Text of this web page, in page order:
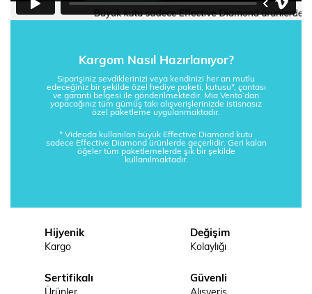
Kargom Nasıl Hazırlanıyor?
Siparişiniz sevdiklerinizi veya kendinizi her an mutlu
edeceğiniz bir şekilde özel hediye paketi, kutusu*, çantası
ve garanti belgesi ile gönderilmektedir. Mia Vento’dan
yapacağınız tüm gümüş takı alışverişlerinizde istisnasız
özel paketleme uygulanmaktadır.
* Videoda kullanılan büyük Effective Diamond kutu
sadece Effective Diamond ürünlerde geçerlidir. Geri kalan
öğeler tüm paketlemelerde şık bir şekilde
kullanılmaktadır.
Hijyenik
Kargo
Değişim
Kolaylığı
Sertifikalı
Güvenli